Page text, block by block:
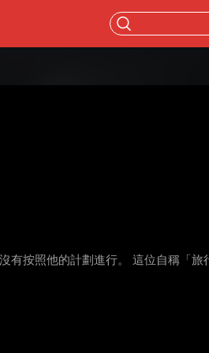
按照他的計劃進行。 這位自稱「旅